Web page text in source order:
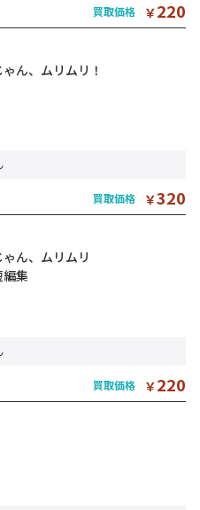
買取価格 ￥220
ん、ムリムリ！
買取価格 ￥320
ん、ムリムリ
集
買取価格 ￥220